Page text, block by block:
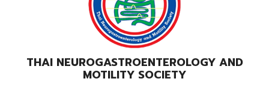
THAI NEUROGASTROENTEROLOGY AND
MOTILITY SOCIETY